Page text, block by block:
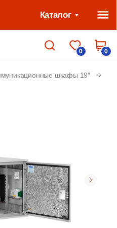
шкафы 19″